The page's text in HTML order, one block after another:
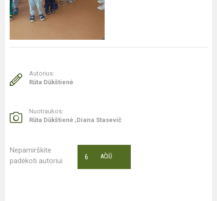
Autorius:
Rūta Dūkštienė
Nuotraukos:
Rūta Dūkštienė ,Diana Stasevič
Nepamirškite
padėkoti autoriui
AČIŪ
6